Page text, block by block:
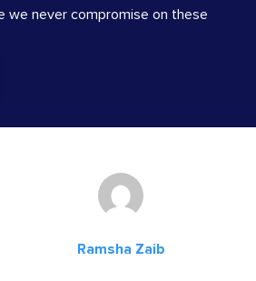
we never compromise on these
Ramsha Zaib